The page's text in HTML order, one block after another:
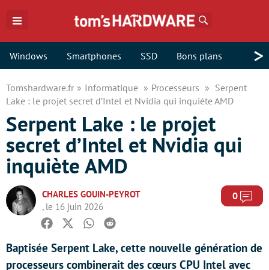
Windows Smartphones SSD Bons plans >
Tomshardware.fr Informatique Processeurs
Serpent
Lake : le projet secret d’Intel et Nvidia qui inquiète AMD
Serpent Lake : le projet
secret d’Intel et Nvidia qui
inquiète AMD
CHARLES GOUIN-PEYROT
, le 16 juin 2026
0
Facebook
TwitterWhatsapp
Reddit
Baptisée Serpent Lake, cette nouvelle génération de
processeurs combinerait des cœurs CPU Intel avec